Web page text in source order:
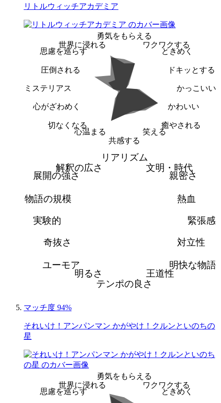
リトルウィッチアカデミア
勇気をもらえる
ワクワクする
ときめく
ドキッとする
かっこいい
かわいい
癒やされる
笑える
共感する
心温まる
切なくなる
心がざわめく
ミステリアス
圧倒される
思慮を巡らす
世界に浸れる
リアリズム
文明・時代
親密さ
熱血
緊張感
対立性
明快な物語
王道性
テンポの良さ
明るさ
ユーモア
奇抜さ
実験的
物語の規模
展開の強さ
解釈の広さ
マッチ度 94%
それいけ！アンパンマン かがやけ！クルンといのちの
星
勇気をもらえる
ワクワクする
ときめく
思慮を巡らす
世界に浸れる